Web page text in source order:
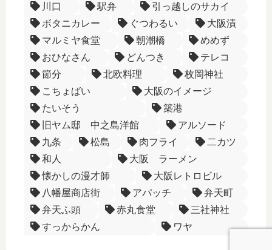
川口
駅弁
引っ越しのサカイ
ボタニカレー
ぐつわるい
大阪漬
マルミヤ食堂
朝潮橋
めめず
おひなさん
どんつき
テレコ
節分
北欧料理
枚岡神社
こちょばい
大阪のイメージ
たいそう
築港
旧ヤム邸 中之島洋館
アルソード
九条
松島 肉フライ
二カツ
和人
大阪 ラーメン
懐かしの漫才師
大阪レトロビル
八幡屋商店街
アパッチ
弁天町
弁天ふ頭
赤丸食堂
三社神社
すっからかん
ワヤ